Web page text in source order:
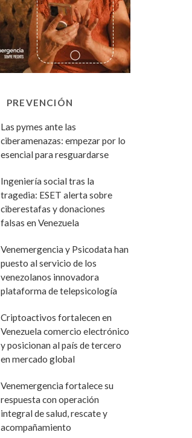
PREVENCIÓN
Las pymes ante las
ciberamenazas: empezar por lo
esencial para resguardarse
Ingeniería social tras la
tragedia: ESET alerta sobre
ciberestafas y donaciones
falsas en Venezuela
Venemergencia y Psicodata han
puesto al servicio de los
venezolanos innovadora
plataforma de telepsicología
Criptoactivos fortalecen en
Venezuela comercio electrónico
y posicionan al país de tercero
en mercado global
Venemergencia fortalece su
respuesta con operación
integral de salud, rescate y
acompañamiento